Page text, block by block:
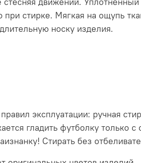
стирке. Мягкая на ощупь
носку изделия.
эксплуатации: ручная
гладить футболку только с
Стирать без